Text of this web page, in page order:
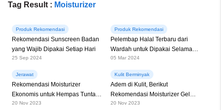
Tag Result : Moisturizer
Produk Rekomendasi
Rekomendasi Sunscreen Badan
yang Wajib Dipakai Setiap Hari
25 Sep 2024
Produk Rekomendasi
Pelembap Halal Terbaru dari
Wardah untuk Dipakai Selama
Bulan Puasa
05 Mar 2024
Jerawat
Rekomendasi Moisturizer
Ekonomis untuk Hempas Tuntas
Jerawat!
20 Nov 2023
Kulit Berminyak
Adem di Kulit, Berikut
Rekomendasi Moisturizer Gel
yang Nyaman untuk Kulit
20 Nov 2023